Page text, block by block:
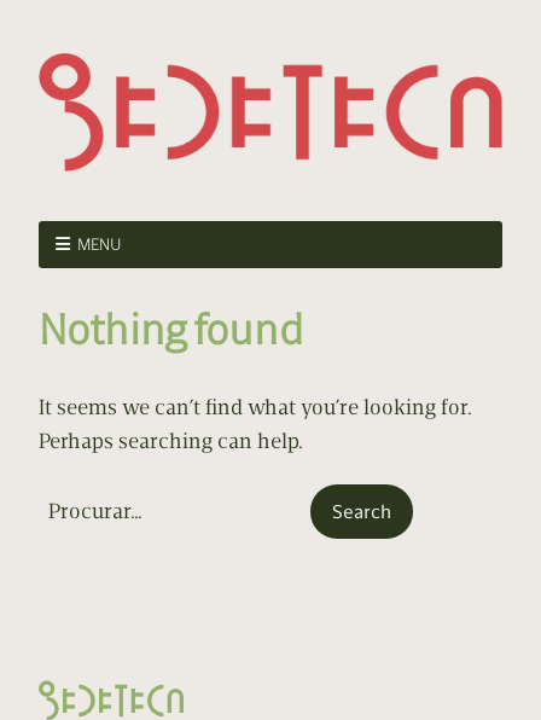
MENU
Nothing found
It seems we can’t find what you’re looking for.
Perhaps searching can help.